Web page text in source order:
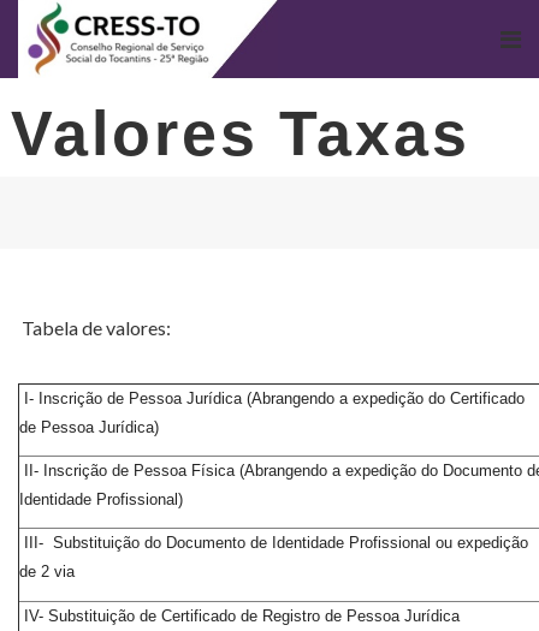
Valores Taxas
Tabela de valores:
I- Inscrição de Pessoa Jurídica (Abrangendo a expedição do Certificado
de Pessoa Jurídica)
II- Inscrição de Pessoa Física (Abrangendo a expedição do Documento
Identidade Profissional)
III- Substituição do Documento de Identidade Profissional ou expedição
de 2 via
IV- Substituição de Certificado de Registro de Pessoa Jurídica